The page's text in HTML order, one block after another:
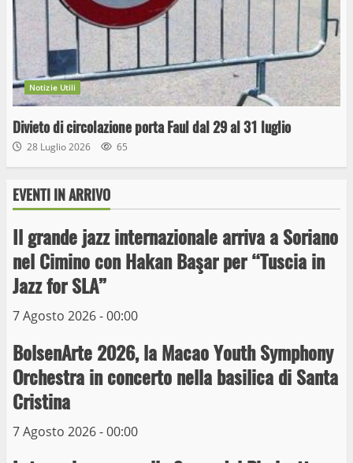
Notizie Utili
Divieto di circolazione porta Faul dal 29 al 31 luglio
28 Luglio 2026 65
EVENTI IN ARRIVO
Il grande jazz internazionale arriva a Soriano
nel Cimino con Hakan Başar per “Tuscia in
Jazz for SLA”
7 Agosto 2026 - 00:00
BolsenArte 2026, la Macao Youth Symphony
Orchestra in concerto nella basilica di Santa
Cristina
7 Agosto 2026 - 00:00
3
Wiplanet Baseball supera il Napoli
9 Maggio 2023
4
La Polizia di Stato arresta il ladro seriale
delle auto in sosta a Viterbo
10 Maggio 2023
Prorogata la mostra dei bozzetti di